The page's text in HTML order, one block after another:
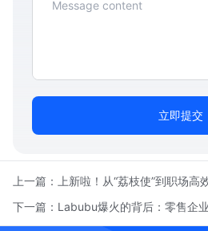
立即提交
上一篇：
上新啦！从“荔枝使”到职场
下一篇： Labubu爆火的背后：零售企